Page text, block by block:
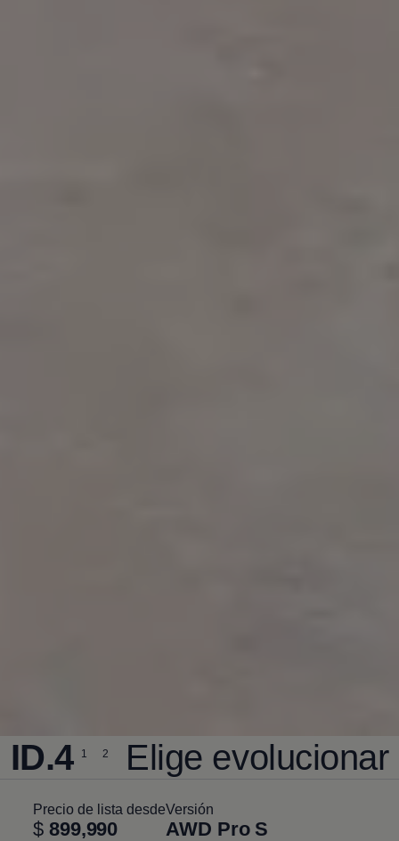
ID.4 1 2 Elige evolucionar
Precio de lista desde
$ 899,990
Versión
AWD Pro S